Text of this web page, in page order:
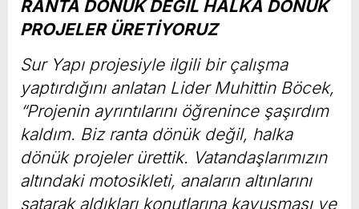
RANTA DÖNÜK DEĞİL HALKA DÖNÜK
PROJELER ÜRETİYORUZ
Sur Yapı projesiyle ilgili bir çalışma
yaptırdığını anlatan Lider Muhittin Böcek,
“Projenin ayrıntılarını öğrenince şaşırdım
kaldım. Biz ranta dönük değil, halka
dönük projeler ürettik. Vatandaşlarımızın
altındaki motosikleti, anaların altınlarını
satarak aldıkları konutlarına kavuşması ve